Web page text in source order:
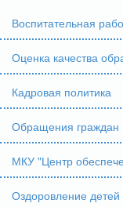
Воспитательная
Оценка качества
Кадровая политика
Обращения граждан
МКУ "Центр
Оздоровление детей